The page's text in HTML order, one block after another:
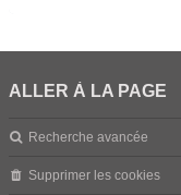
ALLER À LA PAGE
Recherche avancée
Supprimer les cookies